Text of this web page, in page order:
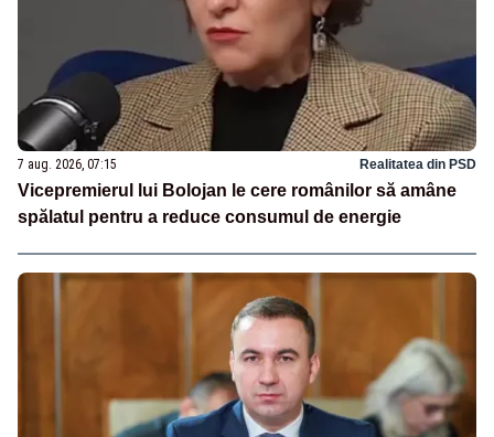
7 aug. 2026, 07:15 Realitatea din PSD
Vicepremierul lui Bolojan le cere românilor să amâne
spălatul pentru a reduce consumul de energie